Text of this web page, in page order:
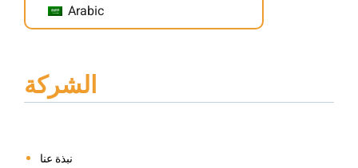
Arabic
الشركة
نبذة عنا